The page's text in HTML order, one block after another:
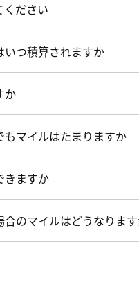
ください
いつ積算されますか
か
マイルはたまりますか
きますか
のマイルはどうなりま